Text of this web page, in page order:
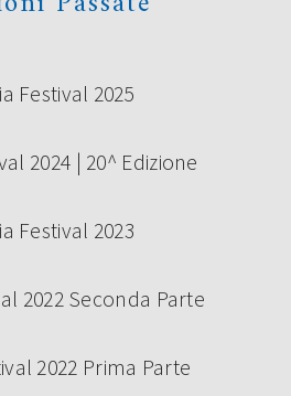
Festival 2025
2024 | 20^ Edizione
Festival 2023
2022 Seconda Parte
2022 Prima Parte